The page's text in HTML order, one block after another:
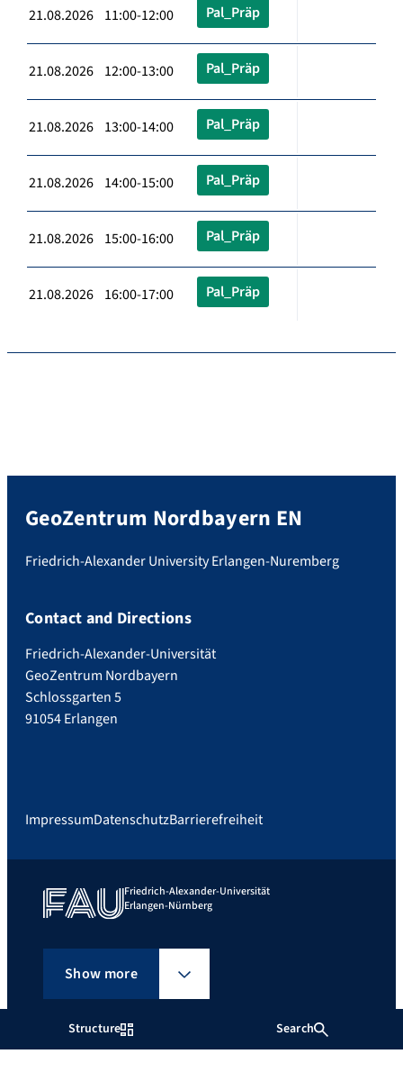
Structure Search
21.08.2026 11:00-12:00 Pal_Präp
21.08.2026 12:00-13:00 Pal_Präp
21.08.2026 13:00-14:00 Pal_Präp
21.08.2026 14:00-15:00 Pal_Präp
21.08.2026 15:00-16:00 Pal_Präp
21.08.2026 16:00-17:00 Pal_Präp
GeoZentrum Nordbayern EN
Friedrich-Alexander University Erlangen-Nuremberg
Contact and Directions
Friedrich-Alexander-Universität
GeoZentrum Nordbayern
Schlossgarten 5
91054 Erlangen
ImpressumDatenschutzBarrierefreiheit
Friedrich-Alexander-Universität
Erlangen-Nürnberg
Show more